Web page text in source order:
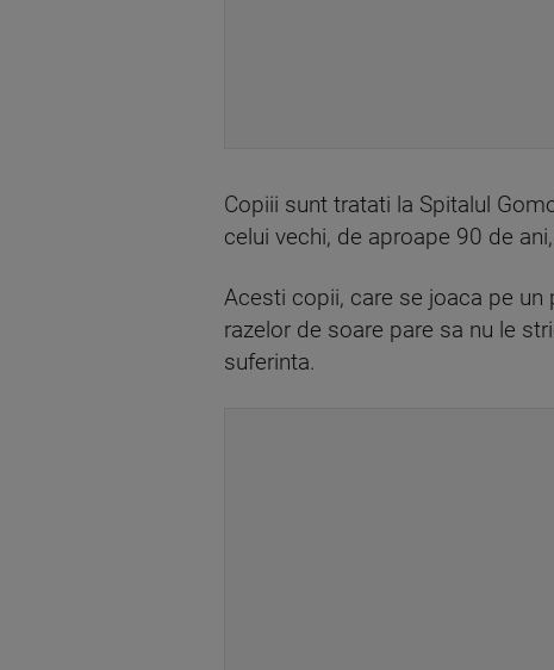
Copiii sunt tratati la Spitalul
celui vechi, de aproape 90 de
Acesti copii, care se joaca pe un
razelor de soare pare sa nu le
suferinta.